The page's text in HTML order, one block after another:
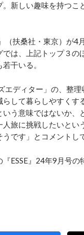
新しい趣味を持つ
（扶桑社・東京）が
では、上記トップ３
干いる。
エディター」の、整
して暮らしやすく
う意味ではないか
旅に挑戦したいと
です」とコメントし
ESSE』24年9月号の